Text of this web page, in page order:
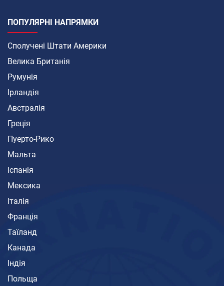
ПОПУЛЯРНІ НАПРЯМКИ
Сполучені Штати Америки
Велика Британія
Румунія
Ірландія
Австралія
Греція
Пуерто-Рико
Мальта
Іспанія
Мексика
Італія
Франція
Таїланд
Канада
Індія
Польща